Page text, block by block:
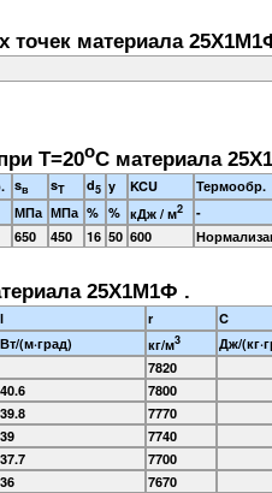
точек материала
Т=20oС материала
sв sT d5 y KCU
Термообр.
МПа МПа % % кДж / м2 -
650 450 16 50 600
25Х1М1Ф .
l r
C
Вт/(м·град) кг/м3
Дж/
7820
40.6
7800
39.8
7770
39
7740
37.7
7700
36
7670